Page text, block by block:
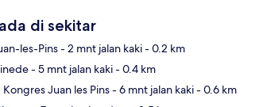
di sekitar
les-Pins- 2 mnt jalan kaki- 0.2 km
- 5 mnt jalan kaki- 0.4 km
Juan les Pins- 6 mnt jalan kaki- 0.6 km